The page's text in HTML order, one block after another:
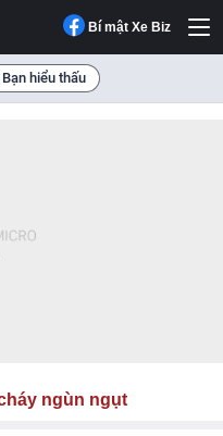
Bí mật Xe Biz
hiểu thấu
ngùn ngụt